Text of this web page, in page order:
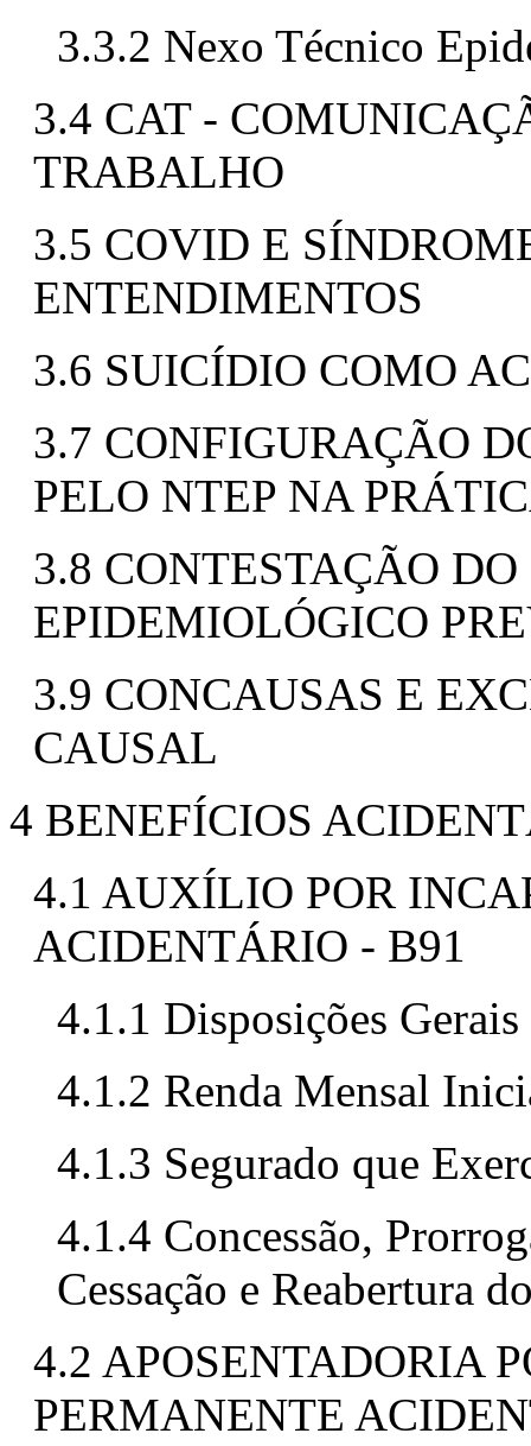
3.3.2 Nexo Técnico
3.4 CAT -
TRABALHO
3.5 COVID E
ENTENDIMENTOS
3.6 SUICÍDIO COMO
3.7 CONFIGURAÇÃO
PELO NTEP NA
3.8 CONTESTAÇÃO
EPIDEMIOLÓGICO
3.9 CONCAUSAS E
CAUSAL
4 BENEFÍCIOS
4.1 AUXÍLIO POR
ACIDENTÁRIO - B91
4.1.1 Disposições Gerais
4.1.2 Renda Mensal
4.1.3 Segurado que
4.1.4 Concessão,
Cessação e Reabertura
4.2 APOSENTADORIA
PERMANENTE